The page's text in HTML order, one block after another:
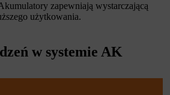
zapewniają wystarczającą
użytkowania.
w systemie AK